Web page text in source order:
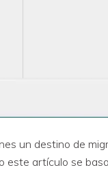
un destino de
este artículo se